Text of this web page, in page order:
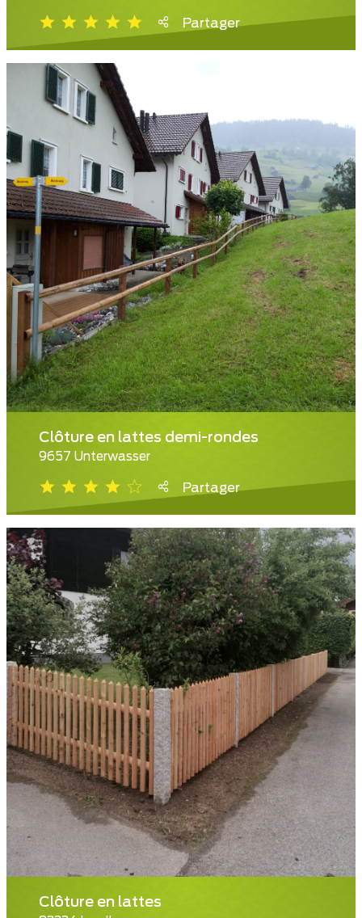
Partager
Clôture en lattes demi-rondes
9657 Unterwasser
Partager
Clôture en lattes